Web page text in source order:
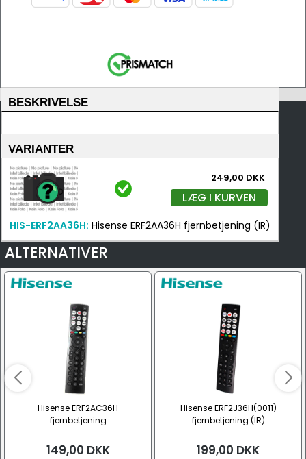
BESKRIVELSE
VARIANTER
249,00 DKK
LÆG I KURVEN
HIS-ERF2AA36H: Hisense ERF2AA36H fjernbetjening (IR)
ALTERNATIVER
Hisense ERF2AC36H
fjernbetjening
149,00 DKK
Hisense ERF2J36H(0011)
fjernbetjening (IR)
199,00 DKK